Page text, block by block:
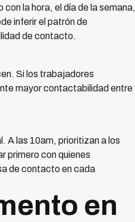
la hora, el día de la semana,
inferir el patrón de
de contacto.
Si los trabajadores
mayor contactabilidad entre
A las 10am, prioritizan a los
primero con quienes
de contacto en cada
en